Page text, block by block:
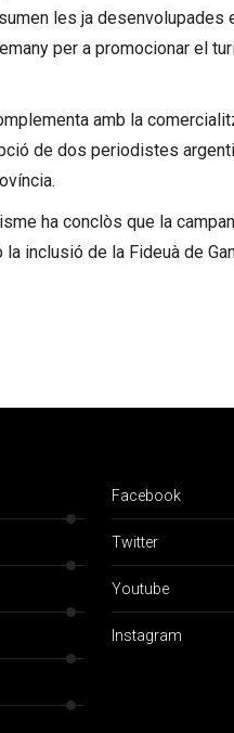
les ja desenvolupades
per a promocionar el
amb la
de dos periodistes
ha conclòs que la
inclusió de la Fideuà de
Facebook
Twitter
Youtube
Instagram